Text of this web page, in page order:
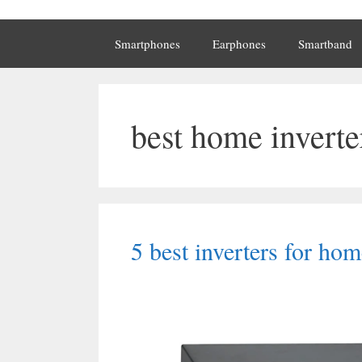
Smartphones Earphones Smartband
best home
5 best inverters for